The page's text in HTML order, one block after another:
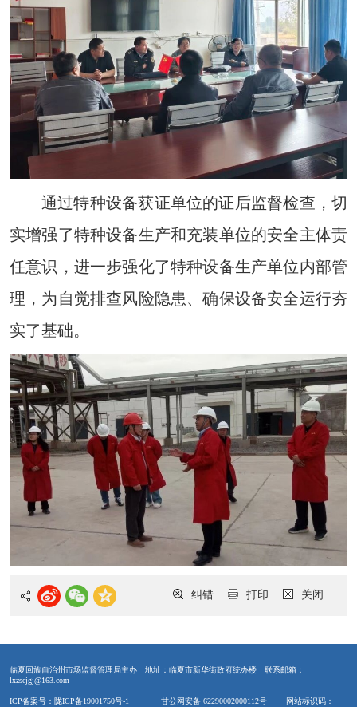
通过特种设备获证单位的证后监督检查，切
实增强了特种设备生产和充装单位的安全主体责
任意识，进一步强化了特种设备生产单位内部管
理，为自觉排查风险隐患、确保设备安全运行夯
实了基础。
关闭
打印
纠错
临夏回族自治州市场监督管理局主办 地址：临夏市新华街政府统办楼
联系邮箱：
lxzscjgj@163.com
ICP备案号：陇ICP备19001750号-1 甘公网安备 62290002000112号 网站标识码：